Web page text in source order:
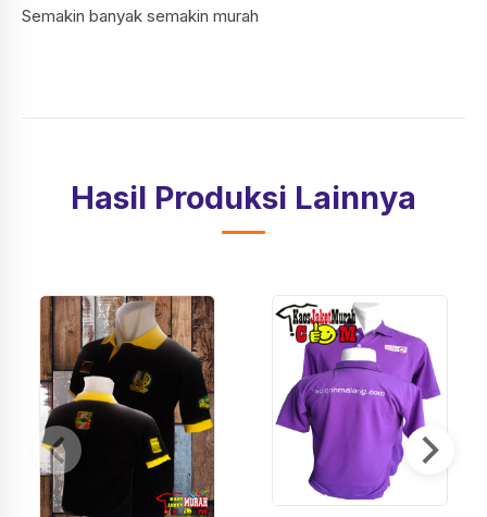
Semakin banyak semakin murah
Hasil Produksi Lainnya